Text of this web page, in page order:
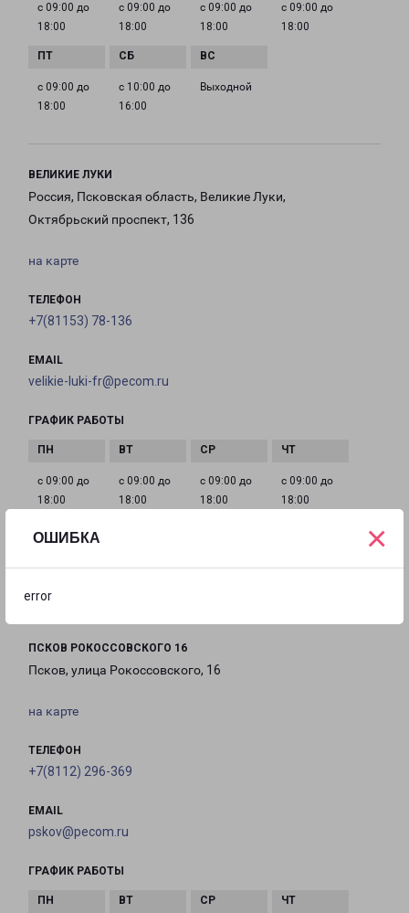
ОШИБКА
error
×
с 09:00 до
18:00
с 09:00 до
18:00
с 09:00 до
18:00
с 09:00 до
18:00
с 09:00 до
18:00
с 10:00 до
16:00
Выходной
ВЕЛИКИЕ ЛУКИ
Россия, Псковская область, Великие Луки,
Октябрьский проспект, 136
на карте
ТЕЛЕФОН
+7(81153) 78-136
EMAIL
velikie-luki-fr@pecom.ru
ГРАФИК РАБОТЫ
с 09:00 до
18:00
с 09:00 до
18:00
с 09:00 до
18:00
с 09:00 до
18:00
ПСКОВ РОКОССОВСКОГО 16
Псков, улица Рокоссовского, 16
на карте
ТЕЛЕФОН
+7(8112) 296-369
EMAIL
pskov@pecom.ru
ГРАФИК РАБОТЫ